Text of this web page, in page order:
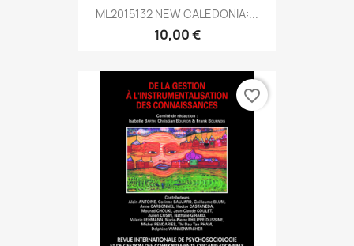
ML2015132 NEW CALEDONIA:...
10,00 €
favorite_border